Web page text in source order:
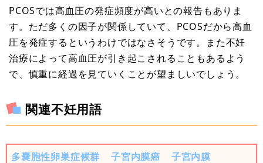
PCOSでは高血圧の発症頻度が高いとの報告もありま
す。ただ多くの因子が関係していて、PCOSだから高血
圧を発症するというわけではなさそうです。また不妊
治療によって高血圧が引き起こされることもあるよう
で、慎重に経過を見ていくことが望ましいでしょう。
関連不妊用語
多嚢胞性卵巣症候群 子宮内膜癌
子宮内膜